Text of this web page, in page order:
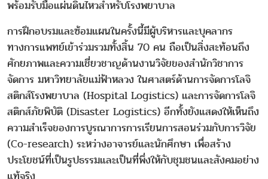
พร้อมรับมือแผ่นดินไหวสำหรับโรงพยาบาล
การฝึกอบรมและซ้อมแผนในครั้งนี้มีผู้บริหารและบุคลากร
ทางการแพทย์เข้าร่วมรวมทั้งสิ้น 70 คน ถือเป็นสิ่งสะท้อนถึง
ศักยภาพและความเชี่ยวชาญด้านงานวิจัยของสำนักวิชาการ
จัดการ มหาวิทยาลัยแม่ฟ้าหลวง ในศาสตร์ด้านการจัดการโลจิ
สติกส์โรงพยาบาล (Hospital Logistics) และการจัดการโลจิ
สติกส์ภัยพิบัติ (Disaster Logistics) อีกทั้งยังแสดงให้เห็นถึง
ความสำเร็จของการบูรณาการการเรียนการสอนร่วมกับการวิจัย
(Co-research) ระหว่างอาจารย์และนักศึกษา เพื่อสร้าง
ประโยชน์ที่เป็นรูปธรรมและเป็นที่พึ่งให้กับชุมชนและสังคมอย่าง